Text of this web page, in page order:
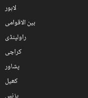
لاہور
بین الاقوامی
راولپنڈی
کراچی
پشاور
کھیل